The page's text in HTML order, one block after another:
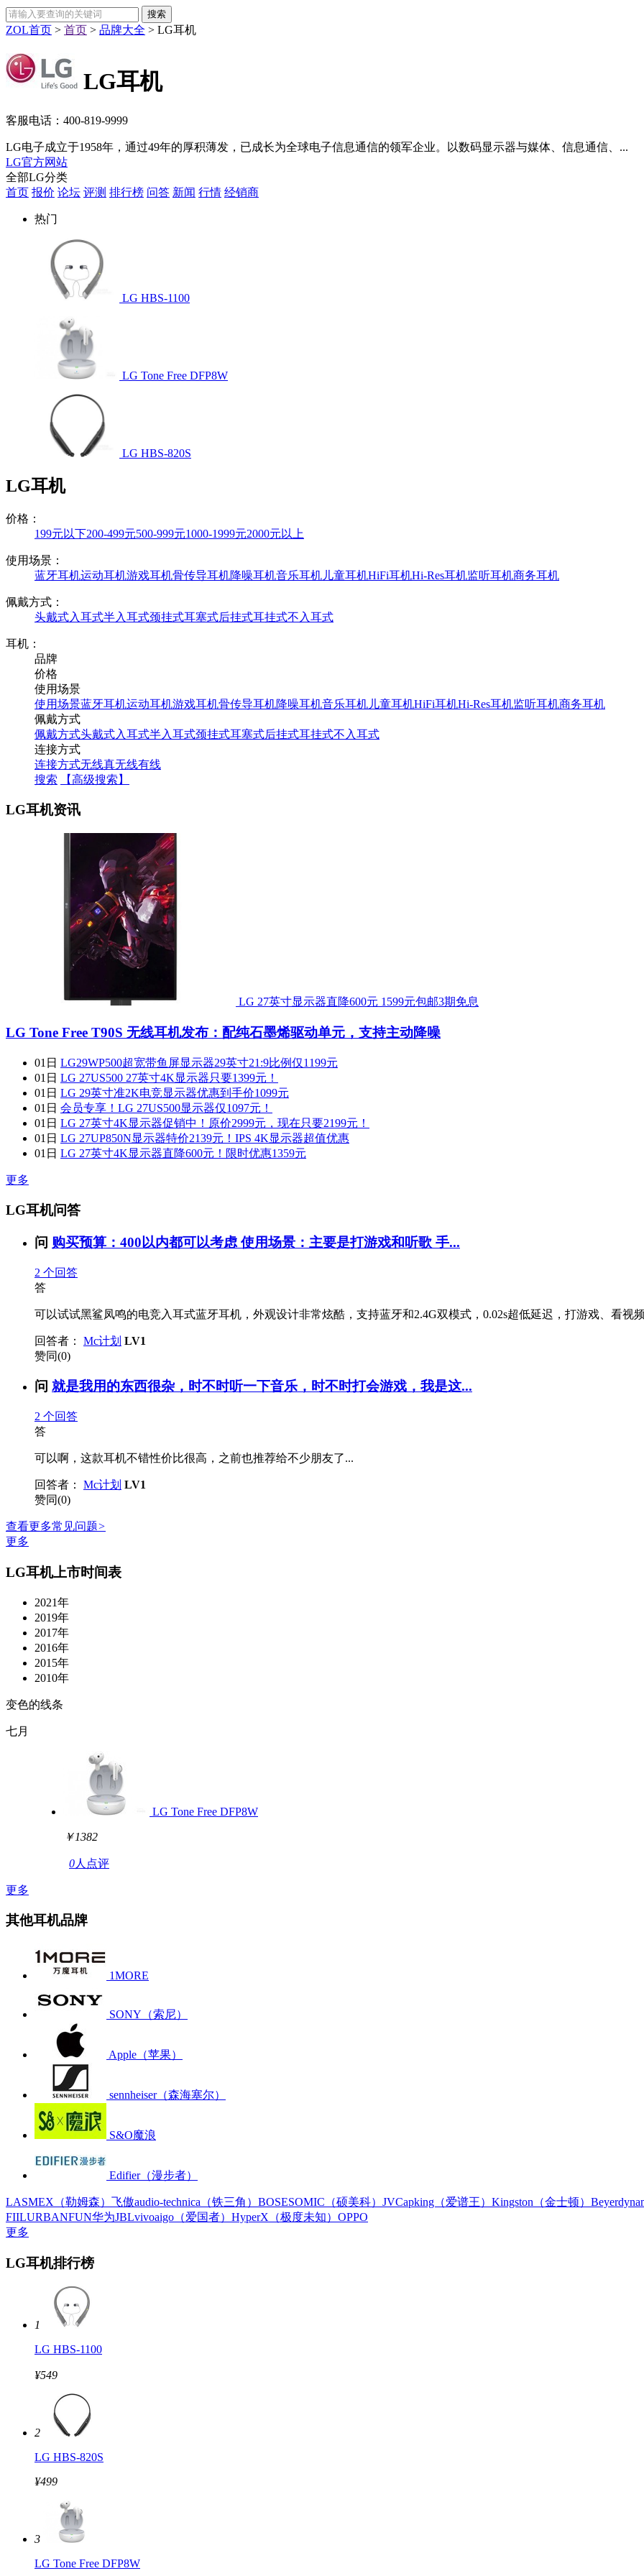
ZOL首页 > 首页 > 品牌大全 > LG耳机
LG耳机
客服电话： 400-819-9999
LG电子成立于1958年，通过49年的厚积薄发，已成长为全球电子信息通信的领军企业。以数码显示器与媒体、信息通信、...
LG官方网站
全部LG分类
首页 报价 论坛 评测 排行榜 问答 新闻 行情 经销商
热门
LG HBS-1100
LG Tone Free DFP8W
LG HBS-820S
LG耳机
价格：
199元以下200-499元500-999元1000-1999元2000元以上
使用场景：
蓝牙耳机运动耳机游戏耳机骨传导耳机降噪耳机音乐耳机 儿童耳机HiFi耳机Hi-Res耳机监听耳机商务耳机
佩戴方式：
头戴式入耳式半入耳式颈挂式耳塞式后挂式耳挂式不入耳式
耳机：
品牌
价格
使用场景
使用场景蓝牙耳机运动耳机游戏耳机骨传导耳机降噪耳机音乐耳机 儿童耳机HiFi耳机Hi-Res耳机监听耳机商务耳机
佩戴方式
佩戴方式头戴式入耳式半入耳式颈挂式耳塞式后挂式耳挂式不入耳式
连接方式
连接方式无线真无线有线
搜索
【高级搜索】
LG耳机资讯
LG 27英寸显示器直降600元 1599元包邮3期免息
LG Tone Free T90S 无线耳机发布：配纯石墨烯驱动单元，支持主动降噪
01日 LG29WP500超宽带鱼屏显示器29英寸21:9比例仅1199元
01日 LG 27US500 27英寸4K显示器只要1399元！
01日 LG 29英寸准2K电竞显示器优惠到手价1099元
01日 会员专享！LG 27US500显示器仅1097元！
01日 LG 27英寸4K显示器促销中！原价2999元，现在只要2199元！
01日 LG 27UP850N显示器特价2139元！IPS 4K显示器超值优惠
01日 LG 27英寸4K显示器直降600元！限时优惠1359元
更多
LG耳机问答
问 购买预算：400以内都可以考虑 使用场景：主要是打游戏和听歌 手...
2 个回答
答
可以试试黑鲨凤鸣的电竞入耳式蓝牙耳机，外观设计非常炫酷，支持蓝牙和2.4G双模式，0.02s超低延迟，打游戏、看视
回答者： Mc计划 LV1
赞同(0)
问 就是我用的东西很杂，时不时听一下音乐，时不时打会游戏，我是这...
2 个回答
答
可以啊，这款耳机不错性价比很高，之前也推荐给不少朋友了...
回答者： Mc计划 LV1
赞同(0)
查看更多常见问题>
更多
LG耳机上市时间表
2021年
2019年
2017年
2016年
2015年
2010年
变色的线条
七月
LG Tone Free DFP8W
￥1382
0人点评
更多
其他耳机品牌
1MORE
SONY（索尼）
Apple（苹果）
sennheiser（森海塞尔）
S&O魔浪
Edifier（漫步者）
LASMEX（勒姆森） 飞傲audio-technica（铁三角） BOSESOMIC（硕美科） JVCapking（爱谱王） Kingston（金士顿）
FIILURBANFUN华为JBLvivoaigo（爱国者） HyperX（极度未知） OPPO
更多
LG耳机排行榜
1
LG HBS-1100
¥549
2
LG HBS-820S
¥499
3
LG Tone Free DFP8W